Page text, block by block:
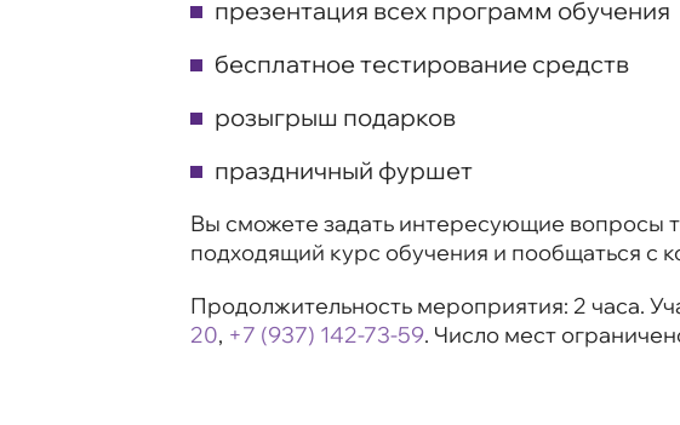
презентация всех программ обучения
бесплатное тестирование средств
розыгрыш подарков
праздничный фуршет
Вы сможете задать интересующие вопросы
подходящий курс обучения и пообщаться с
Продолжительность мероприятия: 2 часа.
20, +7 (937) 142-73-59. Число мест